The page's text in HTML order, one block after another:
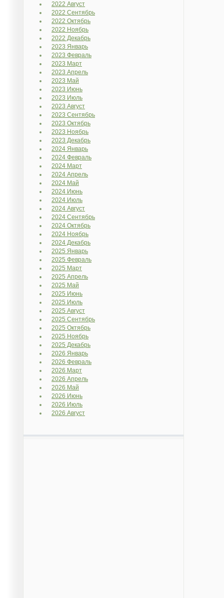
2022 Август
2022 Сентябрь
2022 Октябрь
2022 Ноябрь
2022 Декабрь
2023 Январь
2023 Февраль
2023 Март
2023 Апрель
2023 Май
2023 Июнь
2023 Июль
2023 Август
2023 Сентябрь
2023 Октябрь
2023 Ноябрь
2023 Декабрь
2024 Январь
2024 Февраль
2024 Март
2024 Апрель
2024 Май
2024 Июнь
2024 Июль
2024 Август
2024 Сентябрь
2024 Октябрь
2024 Ноябрь
2024 Декабрь
2025 Январь
2025 Февраль
2025 Март
2025 Апрель
2025 Май
2025 Июнь
2025 Июль
2025 Август
2025 Сентябрь
2025 Октябрь
2025 Ноябрь
2025 Декабрь
2026 Январь
2026 Февраль
2026 Март
2026 Апрель
2026 Май
2026 Июнь
2026 Июль
2026 Август